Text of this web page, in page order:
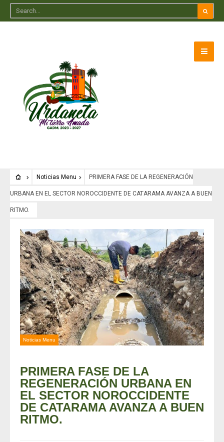
Noticias Menu PRIMERA FASE DE LA REGENERACIÓN
URBANA EN EL SECTOR NOROCCIDENTE DE CATARAMA AVANZA A BUEN
RITMO.
Noticias Menu
PRIMERA FASE DE LA
REGENERACIÓN URBANA EN
EL SECTOR NOROCCIDENTE
DE CATARAMA AVANZA A BUEN
RITMO.